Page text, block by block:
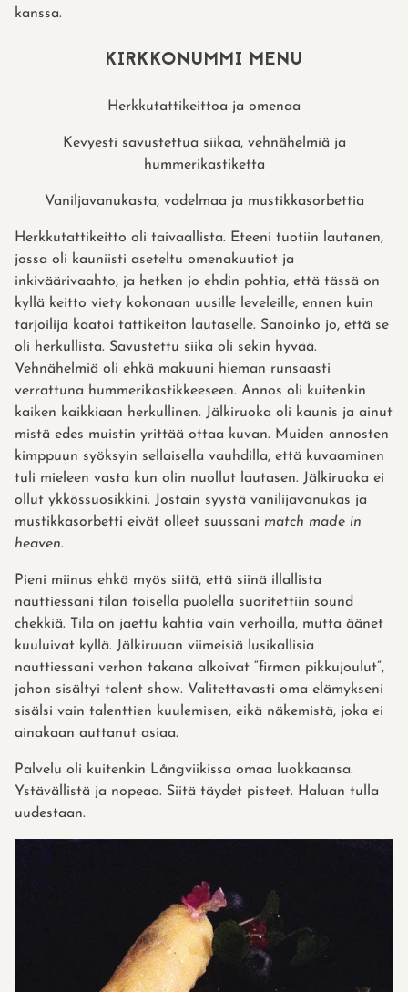
kanssa.
KIRKKONUMMI MENU
Herkkutattikeittoa ja omenaa
Kevyesti savustettua siikaa, vehnähelmiä ja
hummerikastiketta
Vaniljavanukasta, vadelmaa ja mustikkasorbettia
Herkkutattikeitto oli taivaallista. Eteeni tuotiin lautanen,
jossa oli kauniisti aseteltu omenakuutiot ja
inkiväärivaahto, ja hetken jo ehdin pohtia, että tässä on
kyllä keitto viety kokonaan uusille leveleille, ennen kuin
tarjoilija kaatoi tattikeiton lautaselle. Sanoinko jo, että se
oli herkullista. Savustettu siika oli sekin hyvää.
Vehnähelmiä oli ehkä makuuni hieman runsaasti
verrattuna hummerikastikkeeseen. Annos oli kuitenkin
kaiken kaikkiaan herkullinen. Jälkiruoka oli kaunis ja ainut
mistä edes muistin yrittää ottaa kuvan. Muiden annosten
kimppuun syöksyin sellaisella vauhdilla, että kuvaaminen
tuli mieleen vasta kun olin nuollut lautasen. Jälkiruoka ei
ollut ykkössuosikkini. Jostain syystä vanilijavanukas ja
mustikkasorbetti eivät olleet suussani match made in
heaven.
Pieni miinus ehkä myös siitä, että siinä illallista
nauttiessani tilan toisella puolella suoritettiin sound
chekkiä. Tila on jaettu kahtia vain verhoilla, mutta äänet
kuuluivat kyllä. Jälkiruuan viimeisiä lusikallisia
nauttiessani verhon takana alkoivat “firman pikkujoulut”,
johon sisältyi talent show. Valitettavasti oma elämykseni
sisälsi vain talenttien kuulemisen, eikä näkemistä, joka ei
ainakaan auttanut asiaa.
Palvelu oli kuitenkin Långviikissa omaa luokkaansa.
Ystävällistä ja nopeaa. Siitä täydet pisteet. Haluan tulla
uudestaan.